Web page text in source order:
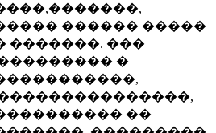
������ �����
�������. ���
�
��